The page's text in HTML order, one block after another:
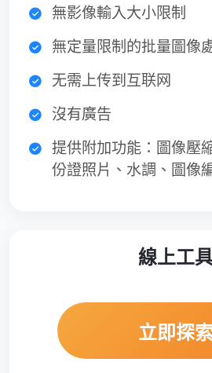
無影像輸入大小限制
無定量限制的批量圖像
无需上传到互联网
沒有廣告
提供附加功能：圖像壓
份證照片、水調、圖像
線上工
立即探